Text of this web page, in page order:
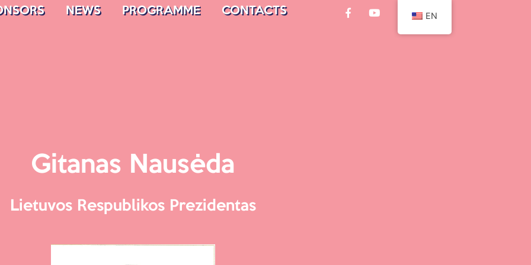
NEWS PROGRAMME CONTACTS
Gitanas Nausėda
Lietuvos Respublikos Prezidentas
EN